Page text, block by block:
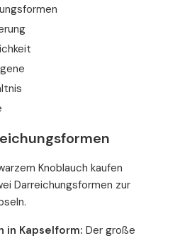
Knoblauch kaufen
Darreichungsformen zur
in Kapselform: Der große